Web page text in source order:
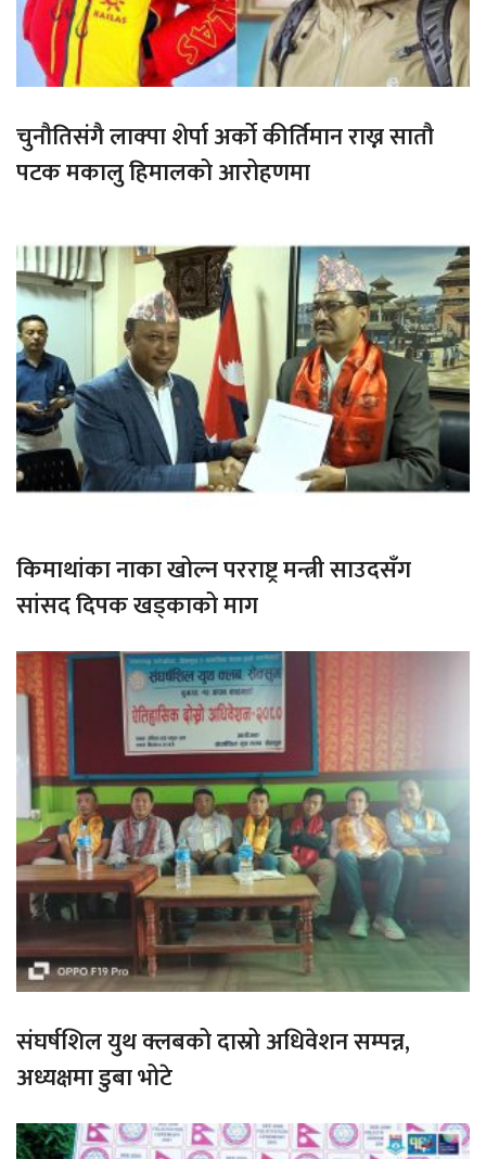
चुनौतिसंगै लाक्पा शेर्पा अर्को कीर्तिमान राख्न सातौ
पटक मकालु हिमालको आरोहणमा
किमाथांका नाका खोल्न परराष्ट्र मन्त्री साउदसँग
सांसद दिपक खड्काको माग
संघर्षशिल युथ क्लबको दास्रो अधिवेशन सम्पन्न,
अध्यक्षमा डुबा भोटे